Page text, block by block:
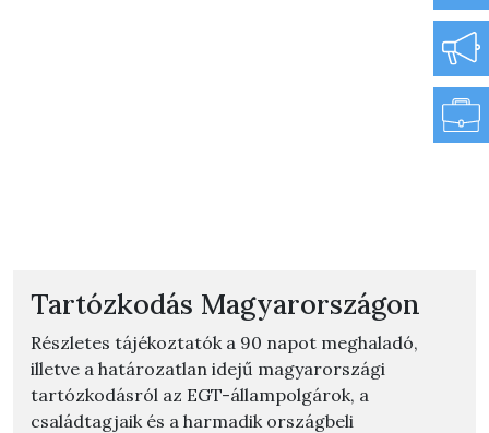
Tartózkodás Magyarországon
Részletes tájékoztatók a 90 napot meghaladó,
illetve a határozatlan idejű magyarországi
tartózkodásról az EGT-állampolgárok, a
családtagjaik és a harmadik országbeli